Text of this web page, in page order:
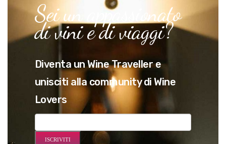
Sei un appassionato
di vini e di viaggi?
Diventa un Wine Traveller e
unisciti alla community di Wine
Lovers